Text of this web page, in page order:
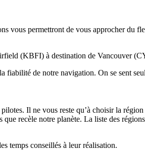
vous permettront de vous approcher du
(KBFI) à destination de Vancouver
de notre navigation. On se sent
Il ne vous reste qu’à choisir la
recèle notre planète. La liste des
temps conseillés à leur réalisation.